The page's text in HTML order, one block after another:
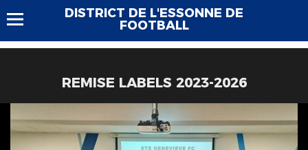
DISTRICT DE L'ESSONNE DE
FOOTBALL
REMISE LABELS 2023-2026